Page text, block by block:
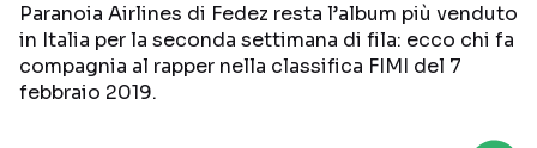
Paranoia Airlines di Fedez resta l’album più venduto
in Italia per la seconda settimana di fila: ecco chi fa
compagnia al rapper nella classifica FIMI del 7
febbraio 2019.